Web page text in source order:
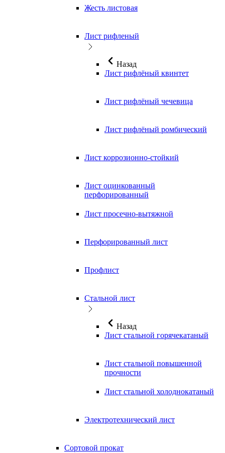
Жесть листовая
Лист рифленый
Назад
Лист рифлёный квинтет
Лист рифлёный чечевица
Лист рифлёный ромбический
Лист коррозионно-стойкий
Лист оцинкованный
перфорированный
Лист просечно-вытяжной
Перфорированный лист
Профлист
Стальной лист
Назад
Лист стальной горячекатаный
Лист стальной повышенной
прочности
Лист стальной холоднокатаный
Электротехнический лист
Сортовой прокат